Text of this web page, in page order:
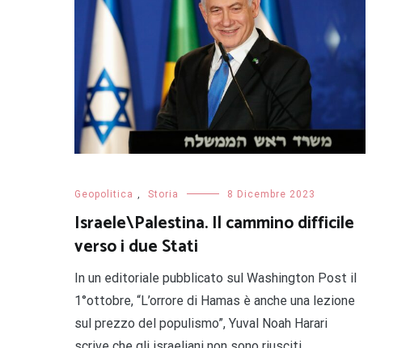
Geopolitica , Storia 8 Dicembre 2023
Israele\Palestina. Il cammino difficile
verso i due Stati
In un editoriale pubblicato sul Washington Post il
1°ottobre, “L’orrore di Hamas è anche una lezione
sul prezzo del populismo”, Yuval Noah Harari